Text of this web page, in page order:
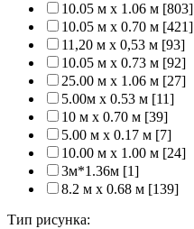
10.05 м x 1.06 м [803]
10.05 м x 0.70 м [421]
11,20 м х 0,53 м [93]
10.05 м x 0.73 м [92]
25.00 м x 1.06 м [27]
5.00м x 0.53 м [11]
10 м x 0.70 м [39]
5.00 м x 0.17 м [7]
10.00 м x 1.00 м [24]
3м*1.36м [1]
8.2 м x 0.68 м [139]
Тип рисунка: